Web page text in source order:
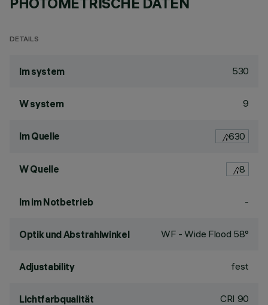
DETAILS
lm system 530
W system 9
lm Quelle 630
W Quelle 8
lm im Notbetrieb -
Optik und Abstrahlwinkel WF - Wide Flood 58°
Adjustability fest
Lichtfarbqualität CRI 90